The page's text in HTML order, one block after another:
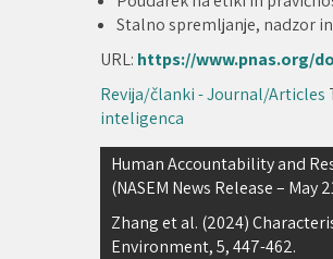
Stalno spremljanje, nadzor
URL: https://www.pnas.org/
Revija/članki - Journal/Articles
inteligenca
Navigacija
prispevka
Human Accountability and
(NASEM News Release – May
Zhang et al. (2024)
Environment, 5, 447-462.